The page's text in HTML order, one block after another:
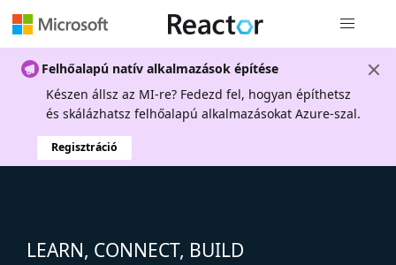
Felhőalapú natív alkalmazások építése
Készen állsz az MI-re? Fedezd fel, hogyan építhetsz
és skálázhatsz felhőalapú alkalmazásokat Azure-szal.
Regisztráció
LEARN, CONNECT, BUILD